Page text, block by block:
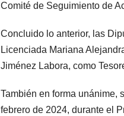
Comité de Seguimiento de
Concluido lo anterior, las
Licenciada Mariana
Jiménez Labora, como
También en forma unánime,
febrero de 2024, durante el